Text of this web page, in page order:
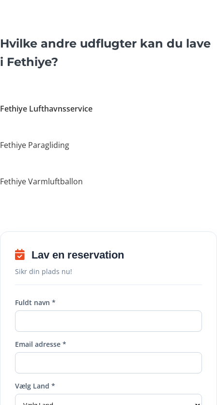
Hvilke andre udflugter kan du lave
i Fethiye?
Fethiye Lufthavnsservice
Fethiye Paragliding
Fethiye Varmluftballon
Lav en reservation
Sikr din plads nu!
Fuldt navn *
Email adresse *
Vælg Land *